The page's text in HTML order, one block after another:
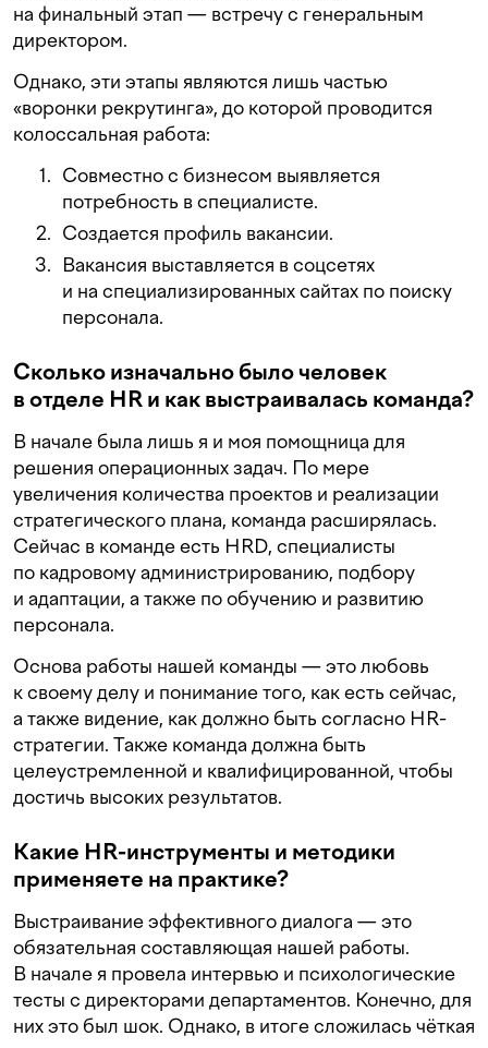
на финальный этап — встречу с генеральным
директором.
Однако, эти этапы являются лишь частью
«воронки рекрутинга», до которой проводится
колоссальная работа:
Совместно с бизнесом выявляется
потребность в специалисте.
Создается профиль вакансии.
Вакансия выставляется в соцсетях
и на специализированных сайтах по поиску
персонала.
Сколько изначально было человек
в отделе HR и как выстраивалась команда?
В начале была лишь я и моя помощница для
решения операционных задач. По мере
увеличения количества проектов и реализации
стратегического плана, команда расширялась.
Сейчас в команде есть HRD, специалисты
по кадровому администрированию, подбору
и адаптации, а также по обучению и развитию
персонала.
Основа работы нашей команды — это любовь
к своему делу и понимание того, как есть сейчас,
а также видение, как должно быть согласно HR-
стратегии. Также команда должна быть
целеустремленной и квалифицированной, чтобы
достичь высоких результатов.
Какие HR-инструменты и методики
применяете на практике?
Выстраивание эффективного диалога — это
обязательная составляющая нашей работы.
В начале я провела интервью и психологические
тесты с директорами департаментов. Конечно, для
них это был шок. Однако, в итоге сложилась чёткая